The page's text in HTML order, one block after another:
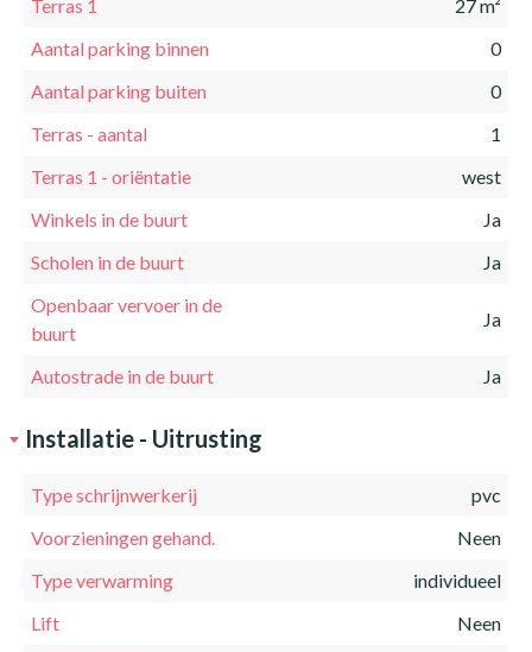
Terras 1
27 m²
Aantal parking binnen
0
Aantal parking buiten
0
Terras - aantal
1
Terras 1 - oriëntatie
west
Winkels in de buurt
Ja
Scholen in de buurt
Ja
Openbaar vervoer in de
buurt
Ja
Autostrade in de buurt Ja
Installatie - Uitrusting
Type schrijnwerkerij
pvc
Voorzieningen gehand.
Neen
Type verwarming
individueel
Lift
Neen